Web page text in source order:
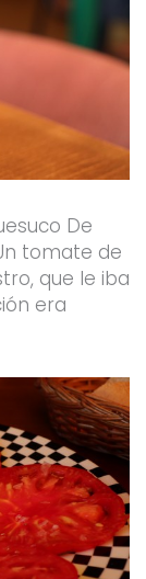
De
tomate de
que le iba
era